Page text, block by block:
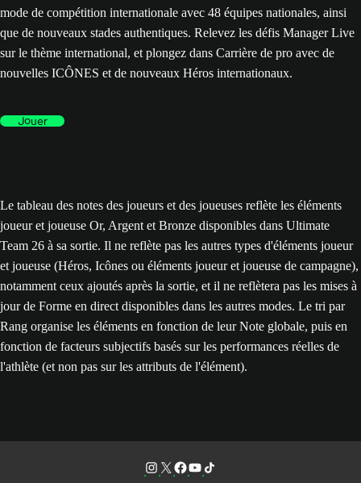
mode de compétition internationale avec 48 équipes nationales, ainsi
que de nouveaux stades authentiques. Relevez les défis Manager Live
sur le thème international, et plongez dans Carrière de pro avec de
nouvelles ICÔNES et de nouveaux Héros internationaux.
Jouer
Le tableau des notes des joueurs et des joueuses reflète les éléments
joueur et joueuse Or, Argent et Bronze disponibles dans Ultimate
Team 26 à sa sortie. Il ne reflète pas les autres types d'éléments joueur
et joueuse (Héros, Icônes ou éléments joueur et joueuse de campagne),
notamment ceux ajoutés après la sortie, et il ne reflètera pas les mises à
jour de Forme en direct disponibles dans les autres modes. Le tri par
Rang organise les éléments en fonction de leur Note globale, puis en
fonction de facteurs subjectifs basés sur les performances réelles de
l'athlète (et non pas sur les attributs de l'élément).